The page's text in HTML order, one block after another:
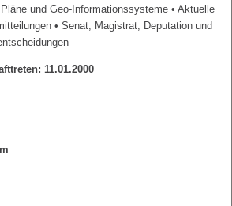
und Geo-Informationssysteme • Aktuelle
• Senat, Magistrat, Deputation und
11.01.2000